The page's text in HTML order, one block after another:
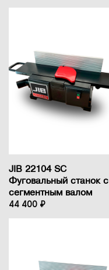
JIB 22104 SC
Фуговальный станок с
сегментным валом
44 400 ₽